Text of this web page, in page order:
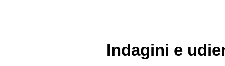
Indagini e